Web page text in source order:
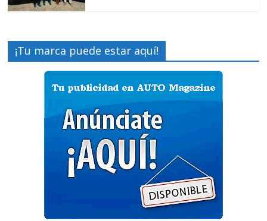
¡Tu marca puede estar aquí!